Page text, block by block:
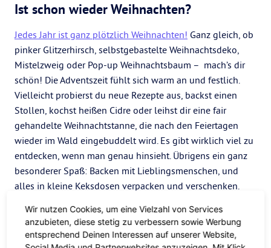
Ist schon wieder Weihnachten?
Jedes Jahr ist ganz plötzlich Weihnachten! Ganz gleich, ob
pinker Glitzerhirsch, selbstgebastelte Weihnachtsdeko,
Mistelzweig oder Pop-up Weihnachtsbaum – mach’s dir
schön! Die Adventszeit fühlt sich warm an und festlich.
Vielleicht probierst du neue Rezepte aus, backst einen
Stollen, kochst heißen Cidre oder leihst dir eine fair
gehandelte Weihnachtstanne, die nach den Feiertagen
wieder im Wald eingebuddelt wird. Es gibt wirklich viel zu
entdecken, wenn man genau hinsieht. Übrigens ein ganz
besonderer Spaß: Backen mit Lieblingsmenschen, und
alles in kleine Keksdosen verpacken und verschenken.
oder?
Helfen, Spenden, einfach da sein
Wir nutzen Cookies, um eine Vielzahl von Services
anzubieten, diese stetig zu verbessern sowie Werbung
entsprechend Deinen Interessen auf unserer Website,